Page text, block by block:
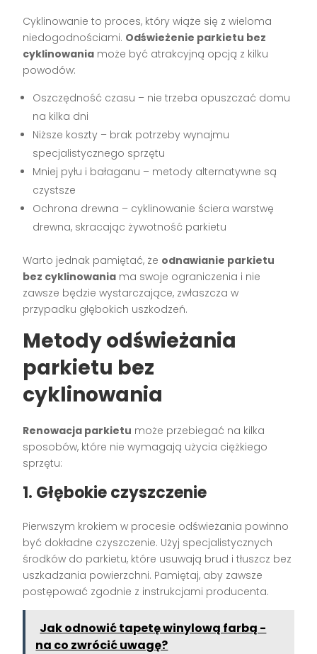
Cyklinowanie to proces, który wiąże się z wieloma
niedogodnościami. Odświeżenie parkietu bez
cyklinowania może być atrakcyjną opcją z kilku
powodów:
Oszczędność czasu – nie trzeba opuszczać domu
na kilka dni
Niższe koszty – brak potrzeby wynajmu
specjalistycznego sprzętu
Mniej pyłu i bałaganu – metody alternatywne są
czystsze
Ochrona drewna – cyklinowanie ściera warstwę
drewna, skracając żywotność parkietu
Warto jednak pamiętać, że odnawianie parkietu
bez cyklinowania ma swoje ograniczenia i nie
zawsze będzie wystarczające, zwłaszcza w
przypadku głębokich uszkodzeń.
Metody odświeżania
parkietu bez
cyklinowania
Renowacja parkietu może przebiegać na kilka
sposobów, które nie wymagają użycia ciężkiego
sprzętu:
1. Głębokie czyszczenie
Pierwszym krokiem w procesie odświeżania powinno
być dokładne czyszczenie. Użyj specjalistycznych
środków do parkietu, które usuwają brud i tłuszcz bez
uszkadzania powierzchni. Pamiętaj, aby zawsze
postępować zgodnie z instrukcjami producenta.
Jak odnowić tapetę winylową farbą -
na co zwrócić uwagę?